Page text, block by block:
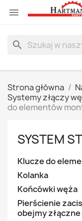

search
Strona główna
Systemy złączy
do elementów
SYSTEM
Klucze do
Kolanka
Końcówki węża
Pierścienie
obejmy złączne